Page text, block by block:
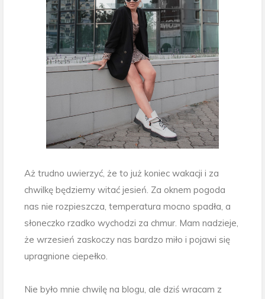
Aż trudno uwierzyć, że to już koniec wakacji i za
chwilkę będziemy witać jesień. Za oknem pogoda
nas nie rozpieszcza, temperatura mocno spadła, a
słoneczko rzadko wychodzi za chmur. Mam nadzieje,
że wrzesień zaskoczy nas bardzo miło i pojawi się
upragnione ciepełko.
Nie było mnie chwilę na blogu, ale dziś wracam z